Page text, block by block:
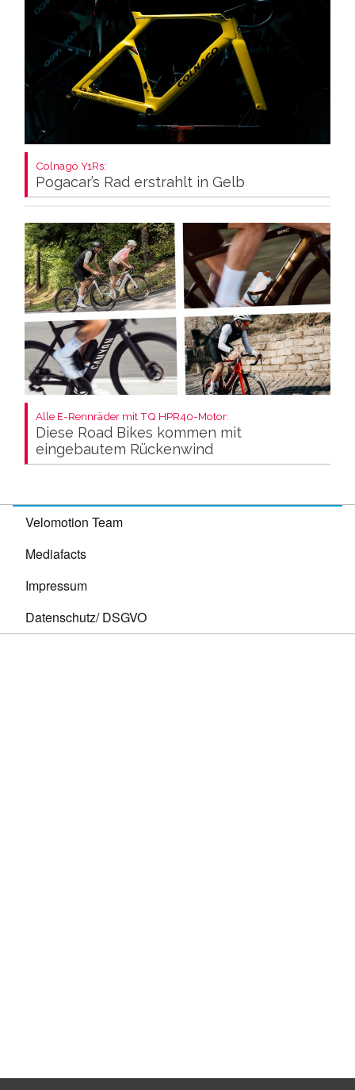
Colnago Y1Rs:
Pogacar’s Rad erstrahlt in Gelb
Alle E-Rennräder mit TQ HPR40-Motor:
Diese Road Bikes kommen mit
eingebautem Rückenwind
Velomotion Team
Mediafacts
Impressum
Datenschutz/ DSGVO